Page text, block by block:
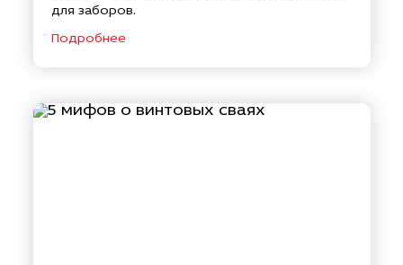
для заборов.
Подробнее